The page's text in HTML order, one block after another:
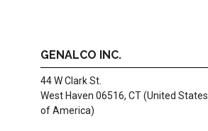
GENALCO INC.
44 W Clark St.
West Haven 06516, CT (United States
of America)